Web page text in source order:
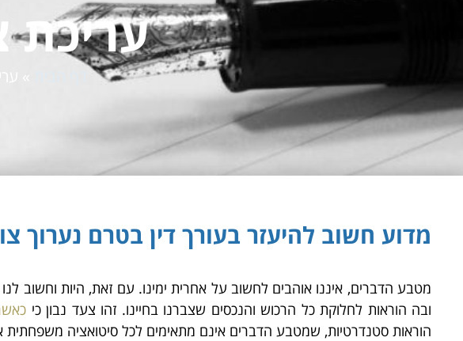
עריכת
»
מדוע חשוב להיעזר בעורך דין בטרם נערוך
מטבע הדברים, איננו אוהבים לחשוב על אחרית ימינו. עם זאת, היות וחשוב
ובה הוראות לחלוקת כל הרכוש והנכסים שצברנו בחיינו. זהו צעד נבון כי
הוראות סטנדרטיות, שמטבע הדברים אינם מתאימים לכל סיטואציה משפחתית